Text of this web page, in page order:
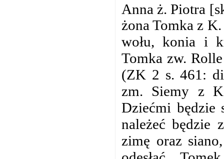
Anna ż. Piotra
żona Tomka z
wołu, konia i
Tomka zw.
(ZK 2 s. 461:
zm. Siemy z
Dziećmi będzie
należeć będzie
zimę oraz